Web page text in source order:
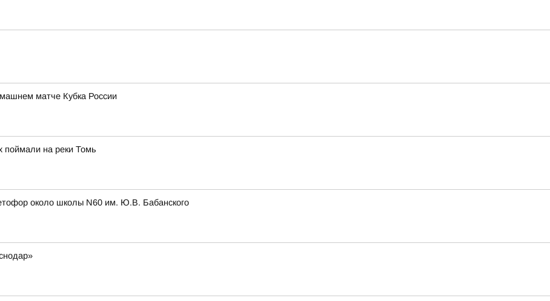
матче Кубка России
поймали на реки Томь
около школы N60 им. Ю.В. Бабанского